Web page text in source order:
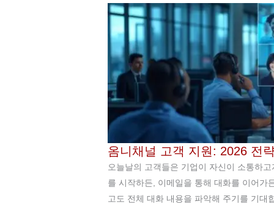
옴니채널 고객 지원: 2026 전
오늘날의 고객들은 기업이 자신이 소통하
를 시작하든, 이메일을 통해 대화를 이어가
고도 전체 대화 내용을 파악해 주기를 기대